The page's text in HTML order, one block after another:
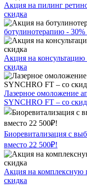
Акция на пилинг
скидка
ботулинотерапию - 30%
Акция на консультацию
скидка
Лазерное омоложение
SYNCHRO FT – со
Биоревитализация с
вместо 22 500₽!
Акция на комплексную
скидка